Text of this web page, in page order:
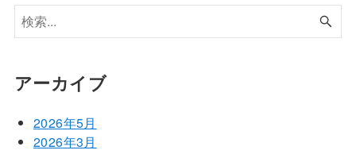
アーカイブ
2026年5月
2026年3月